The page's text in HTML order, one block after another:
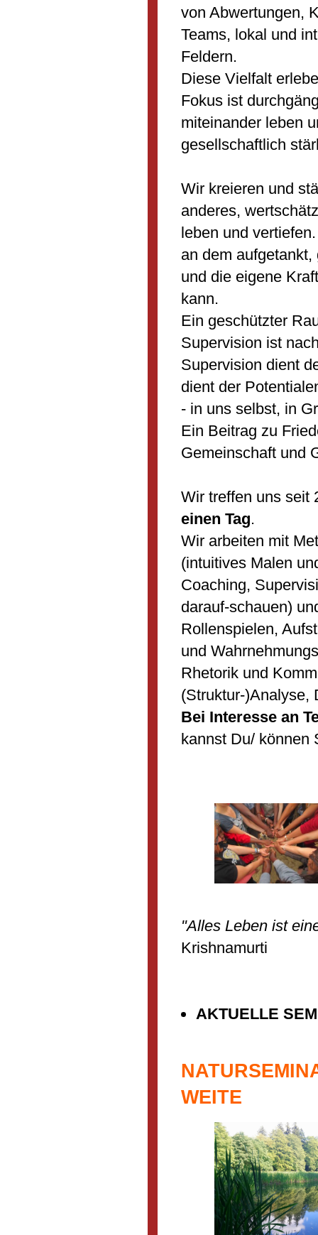
von Abwertungen,
Teams, lokal und
Feldern.
Diese Vielfalt
Fokus ist
miteinander leben
gesellschaftlich
Wir kreieren und
anderes,
leben und
an dem
und die eigene
kann.
Ein geschützter
Supervision ist
Supervision dient
dient der
- in uns selbst, in
Ein Beitrag zu
Gemeinschaft und
Wir treffen uns seit
einen Tag.
Wir arbeiten mit
(intuitives Malen
Coaching,
darauf-schauen)
Rollenspielen,
und
Rhetorik und
(Struktur-)Analyse,
Bei Interesse an
kannst Du/ können
"Alles Leben ist
Krishnamurti
AKTUELLE
WEITE